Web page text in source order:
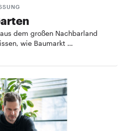
dem großen Nachbarland
wie Baumarkt …